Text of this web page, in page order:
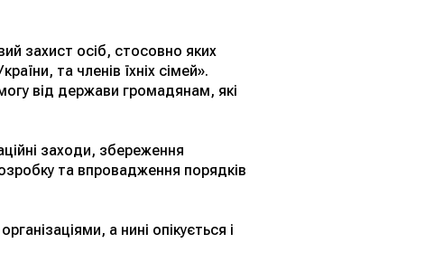
захист осіб, стосовно яких
та членів їхніх сімей».
від держави громадянам, які
заходи, збереження
та впровадження порядків
а нині опікується і